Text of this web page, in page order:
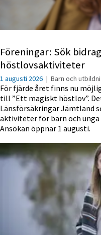
Föreningar: Sök
höstlovsaktiviteter
1 augusti 2026 | Barn och
För fjärde året finns nu
till ”Ett magiskt höstlov”.
Länsförsäkringar Jämtland
aktiviteter för barn och unga
Ansökan öppnar 1 augusti.